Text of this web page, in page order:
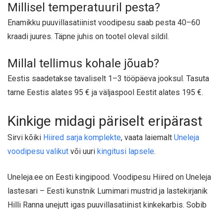
Millisel temperatuuril pesta?
Enamikku puuvillasatiinist voodipesu saab pesta 40–60
kraadi juures. Täpne juhis on tootel oleval sildil.
Millal tellimus kohale jõuab?
Eestis saadetakse tavaliselt 1–3 tööpäeva jooksul. Tasuta
tarne Eestis alates 95 € ja väljaspool Eestit alates 195 €.
Kinkige midagi päriselt eripärast
Sirvi kõiki Hiired sarja komplekte, vaata laiemalt Uneleja
voodipesu valikut või uuri kingitusi lapsele.
Uneleja.ee on Eesti kingipood. Voodipesu Hiired on Uneleja
lastesari – Eesti kunstnik Lumimari mustrid ja lastekirjanik
Hilli Ranna unejutt igas puuvillasatiinist kinkekarbis. Sobib